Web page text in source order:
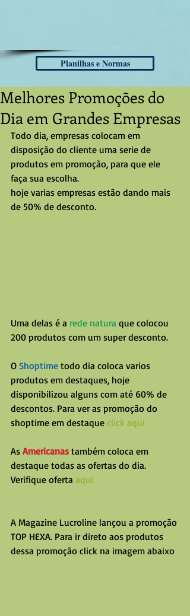
Planilhas e Normas
Melhores Promoções do
Dia em Grandes Empresas
Todo dia, empresas colocam em
disposição do cliente uma serie de
produtos em promoção, para que ele
faça sua escolha.
hoje varias empresas estão dando mais
de 50% de desconto.
Uma delas é a rede natura que colocou
200 produtos com um super desconto.
O Shoptime todo dia coloca varios
produtos em destaques, hoje
disponibilizou alguns com até 60% de
descontos. Para ver as promoção do
shoptime em destaque click aqui
As Americanas também coloca em
destaque todas as ofertas do dia.
Verifique oferta aqui
A Magazine Lucroline lançou a promoção
TOP HEXA. Para ir direto aos produtos
dessa promoção click na imagem abaixo